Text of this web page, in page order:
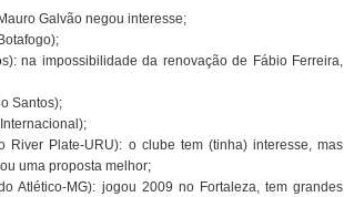
Galvão negou interesse;
na impossibilidade da renovação de Fábio Ferreira,
Santos);
River Plate-URU): o clube tem (tinha) interesse, mas
uma proposta melhor;
Atlético-MG): jogou 2009 no Fortaleza, tem grandes